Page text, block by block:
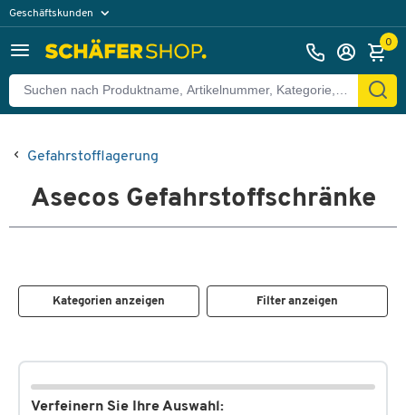
Geschäftskunden
0
Gefahrstofflagerung
Asecos Gefahrstoffschränke
Kategorien anzeigen Filter anzeigen
Verfeinern Sie Ihre Auswahl: